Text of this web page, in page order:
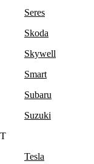
Seres
Skoda
Skywell
Smart
Subaru
Suzuki
T
Tesla